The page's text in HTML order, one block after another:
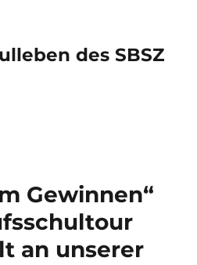
des SBSZ
Gewinnen“
an unserer